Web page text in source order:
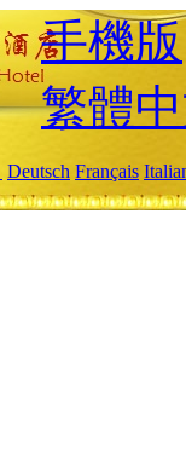
手機版
繁體
Deutsch Français